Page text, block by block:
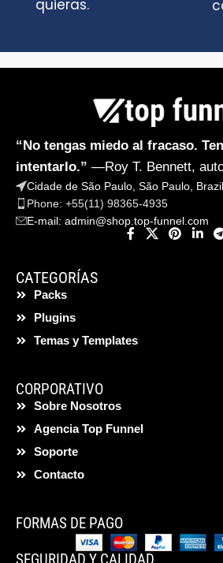
quieras.
“No tengas miedo al fracaso.
intentarlo.” —Roy T. Bennett,
Cidade de São Paulo, São Paulo, Brazil
Phone: +55(11) 98365-4935
E-mail: admin@shop.top-funnel.com
CATEGORÍAS
Packs
Plugins
Temas y Templates
CORPORATIVO
Sobre Nosotros
Agencia Top Funnel
Soporte
Contacto
FORMAS DE PAGO